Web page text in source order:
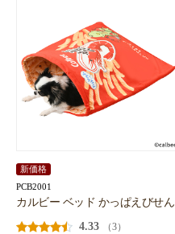
新価格
PCB2001
カルビー ベッド かっぱえびせん
4.33
（3）